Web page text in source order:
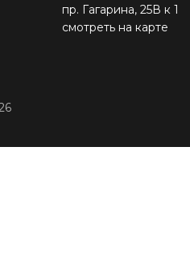
пр. Гагарина, 25В к 1
смотреть на карте